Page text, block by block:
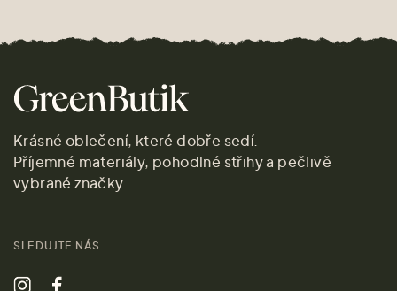
Krásné oblečení, které dobře sedí.
Příjemné materiály, pohodlné střihy a pečlivě
vybrané značky.
SLEDUJTE NÁS